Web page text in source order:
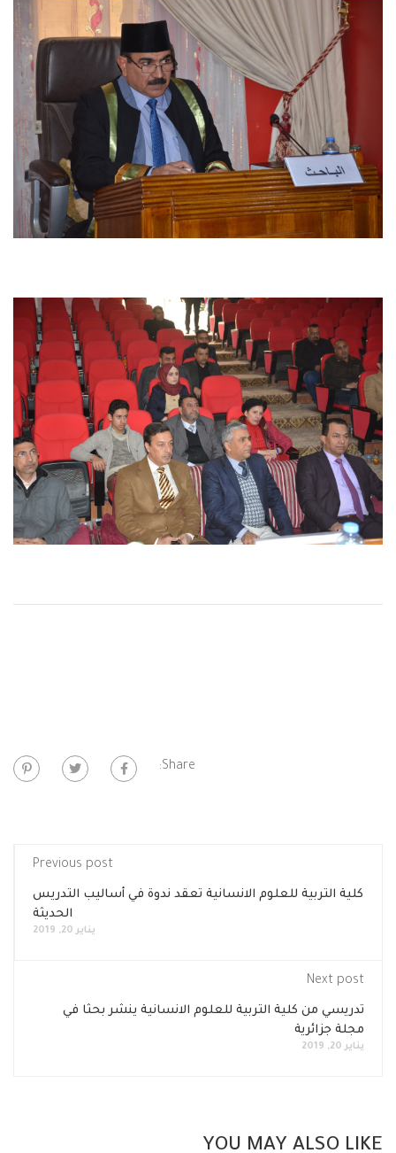
Share:
Previous post
كلية التربية للعلوم الانسانية تعقد ندوة في أساليب التدريس
الحديثة
يناير 20, 2019
Next post
تدريسي من كلية التربية للعلوم الانسانية ينشر بحثا في
مجلة جزائرية
يناير 20, 2019
YOU MAY ALSO LIKE